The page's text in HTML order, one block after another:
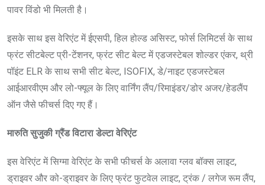
पावर विंडो भी मिलती है।
इसके साथ इस वेरिएंट में ईएसपी, हिल होल्ड असिस्ट, फोर्स लिमिटर्स के साथ
फ्रंट सीटबेल्ट प्री-टेंशनर, फ्रंट सीट बेल्ट में एडजस्टेबल शोल्डर एंकर, थ्री
पॉइंट ELR के साथ सभी सीट बेल्ट, ISOFIX, डे/नाइट एडजस्टेबल
आईआरवीएम और लो-फ्यूल के लिए वार्निंग लैंप/रिमाइंडर/डोर अजर/हेडलैंप
ऑन जैसे फीचर्स दिए गए हैं।
मारुति सुजुकी ग्रैंड विटारा डेल्टा वेरिएंट
इस वेरिएंट में सिग्मा वेरिएंट के सभी फीचर्स के अलावा ग्लव बॉक्स लाइट,
ड्राइवर और को-ड्राइवर के लिए फ्रंट फुटवेल लाइट, ट्रंक / लगेज रूम लैंप,